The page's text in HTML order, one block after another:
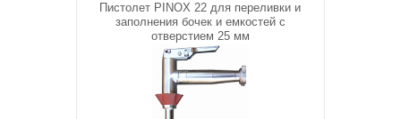
Пистолет PINOX 22 для переливки и
заполнения бочек и емкостей с
отверстием 25 мм